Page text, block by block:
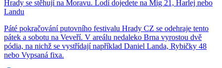
Hrady se stěhují na Moravu. Lodí dojedete na Mig 21, Harlej nebo
Landu
Páté pokračování putovního festivalu Hrady CZ se odehraje tento
pátek a sobotu na Veveří. V areálu nedaleko Brna vyrostou dvě
pódia, na nichž se vystřídají například Daniel Landa, Rybičky 48
nebo Vypsaná fixa.